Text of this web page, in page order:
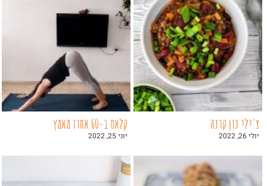
צ'ילי נון קרנה
יולי 26, 2022
קלאס ב-60 אחוז מאמץ
יוני 25, 2022